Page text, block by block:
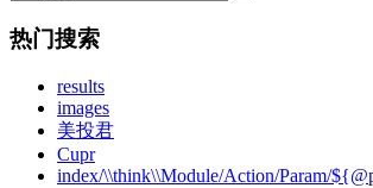
热门搜索
results
images
美投君
Cupr
index/\\think\\Module/Action/Param/